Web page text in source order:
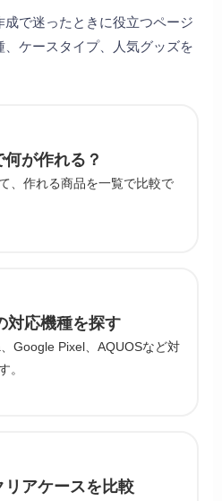
で迷ったときに役立つページ
ケースタイプ、人気グッズを
が作れる？
、作れる商品を一覧で比較で
応機種を探す
Google Pixel、AQUOSなど対
。
アケースを比較